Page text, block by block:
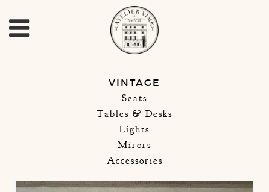
VINTAGE
Seats
Tables & Desks
Lights
Mirors
Accessories